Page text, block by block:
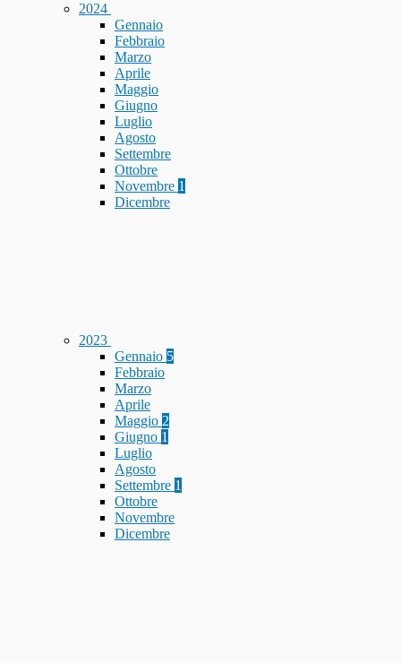
2024
Gennaio
Febbraio
Marzo
Aprile
Maggio
Giugno
Luglio
Agosto
Settembre
Ottobre
Novembre 1
Dicembre
2023
Gennaio 5
Febbraio
Marzo
Aprile
Maggio 2
Giugno 1
Luglio
Agosto
Settembre 1
Ottobre
Novembre
Dicembre